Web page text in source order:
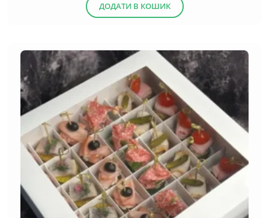
ДОДАТИ В КОШИК